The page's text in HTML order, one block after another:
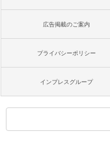
広告掲載のご案内
プライバシーポリシー
インプレスグループ